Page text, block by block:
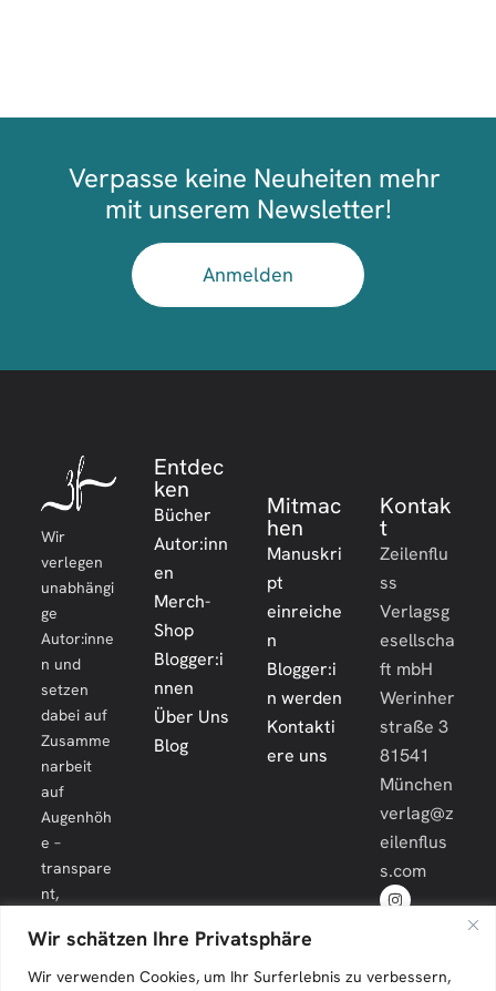
Wir schätzen Ihre Privatsphäre
Wir verwenden Cookies, um Ihr Surferlebnis zu verbessern,
Verpasse keine Neuheiten mehr
mit unserem Newsletter!
Anmelden
Wir
verlegen
unabhängi
ge
Autor:inne
n und
setzen
dabei auf
Zusamme
narbeit
auf
Augenhöh
e –
transpare
nt,
und
langfristig.
Entdec
ken
Bücher
Autor:inn
en
Merch-
Shop
Blogger:i
nnen
Über Uns
Blog
Mitmac
hen
Manuskri
pt
einreiche
n
Blogger:i
n werden
Kontakti
ere uns
Kontak
t
Zeilenflu
ss
Verlagsg
esellscha
ft mbH
Werinher
straße 3
81541
München
verlag@z
eilenflus
s.com